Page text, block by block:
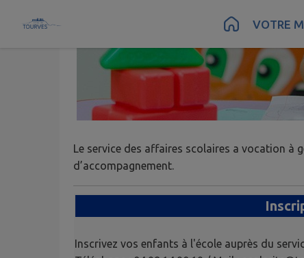
Contenu Pied de pageVOTRE
Le service des affaires scolaires a vocation à
d’accompagnement.
Inscrivez vos enfants à l'école auprès du